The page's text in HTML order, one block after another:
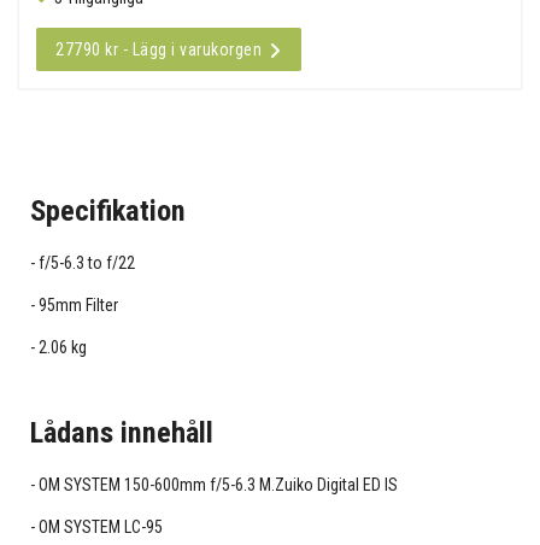
27790 kr - Lägg i varukorgen
Specifikation
f/5-6.3 to f/22
95mm Filter
2.06 kg
Lådans innehåll
OM SYSTEM 150-600mm f/5-6.3 M.Zuiko Digital ED IS
OM SYSTEM LC-95